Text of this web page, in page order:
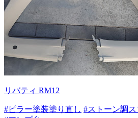
リバティ RM12
#ピラー塗装塗り直し #ストーン調